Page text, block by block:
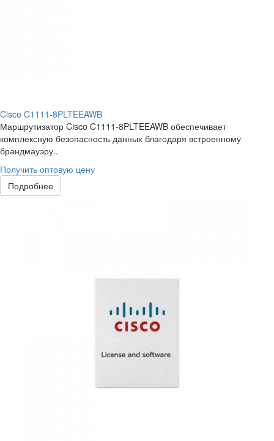
Cisco C1111-8PLTEEAWB
Маршрутизатор Cisco C1111-8PLTEEAWB обеспечивает
комплексную безопасность данных благодаря встроенному
брандмауэру..
Получить оптовую цену
Подробнее